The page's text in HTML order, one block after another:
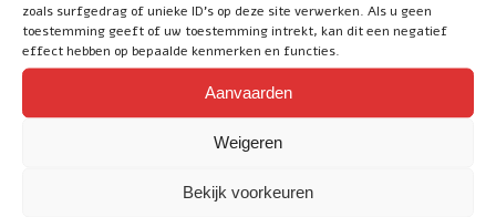
zoals surfgedrag of unieke ID's op deze site verwerken. Als u geen
toestemming geeft of uw toestemming intrekt, kan dit een negatief
effect hebben op bepaalde kenmerken en functies.
Aanvaarden
Weigeren
Bekijk voorkeuren
Social
Heeft u nog vragen of wilt u advies? Klik